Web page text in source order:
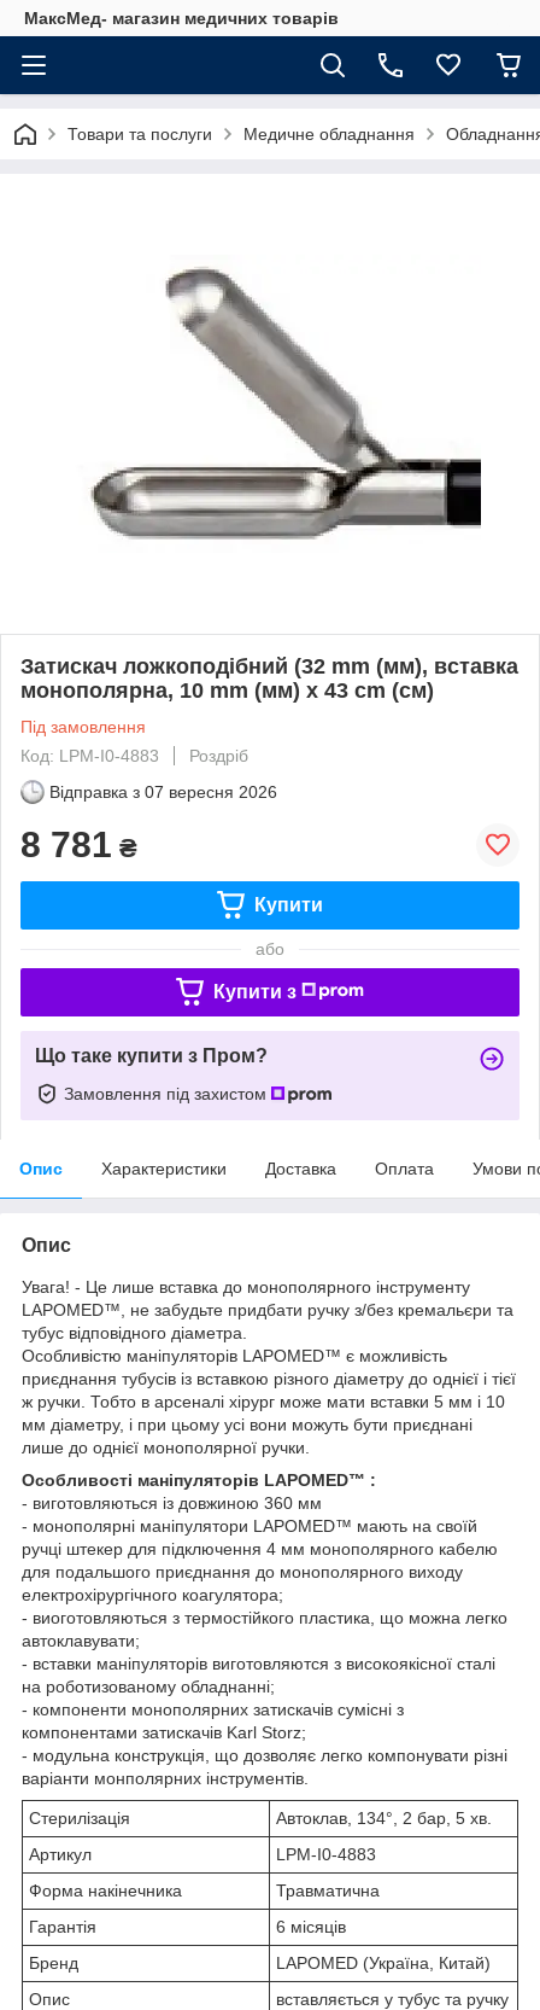
МаксМед- магазин медичних товарів
Товари та послуги Медичне обладнання
Затискач ложкоподібний (32 mm (мм), вставка
монополярна, 10 mm (мм) х 43 cm (cм)
Під замовлення
Код: LPM-I0-4883
Роздріб
Відправка з 07 вересня 2026
8 781 ₴
Купити
або
Купити з
Що таке купити з Пром?
Замовлення під захистом
Опис Характеристики Доставка Оплата Умови
Опис
Увага! - Це лише вставка до монополярного інструменту
LAPOMED™, не забудьте придбати ручку з/без кремальєри та
тубус відповідного діаметра.
Особливістю маніпуляторів LAPOMED™ є можливість
приєднання тубусів із вставкою різного діаметру до однієї і тієї
ж ручки. Тобто в арсеналі хірург може мати вставки 5 мм і 10
мм діаметру, і при цьому усі вони можуть бути приєднані
лише до однієї монополярної ручки.
Особливості маніпуляторів LAPOMED™ :
- виготовляються із довжиною 360 мм
- монополярні маніпулятори LAPOMED™ мають на своїй
ручці штекер для підключення 4 мм монополярного кабелю
для подальшого приєднання до монополярного виходу
електрохірургічного коагулятора;
- виоготовляються з термостійкого пластика, що можна легко
автоклавувати;
- вставки маніпуляторів виготовляются з високоякісної сталі
на роботизованому обладнанні;
- компоненти монополярних затискачів сумісні з
компонентами затискачів Karl Storz;
- модульна конструкція, що дозволяє легко компонувати різні
варіанти монполярних інструментів.
Стерилізація
Автоклав, 134°, 2 бар, 5 хв.
Артикул
LPM-I0-4883
Форма накінечника
Травматична
Гарантія
6 місяців
Бренд
LAPOMED (Україна, Китай)
Опис
вставляється у тубус та ручку